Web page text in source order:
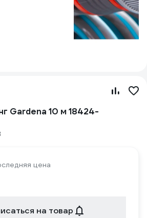
Gardena 10 м 18424-
цена
на товар